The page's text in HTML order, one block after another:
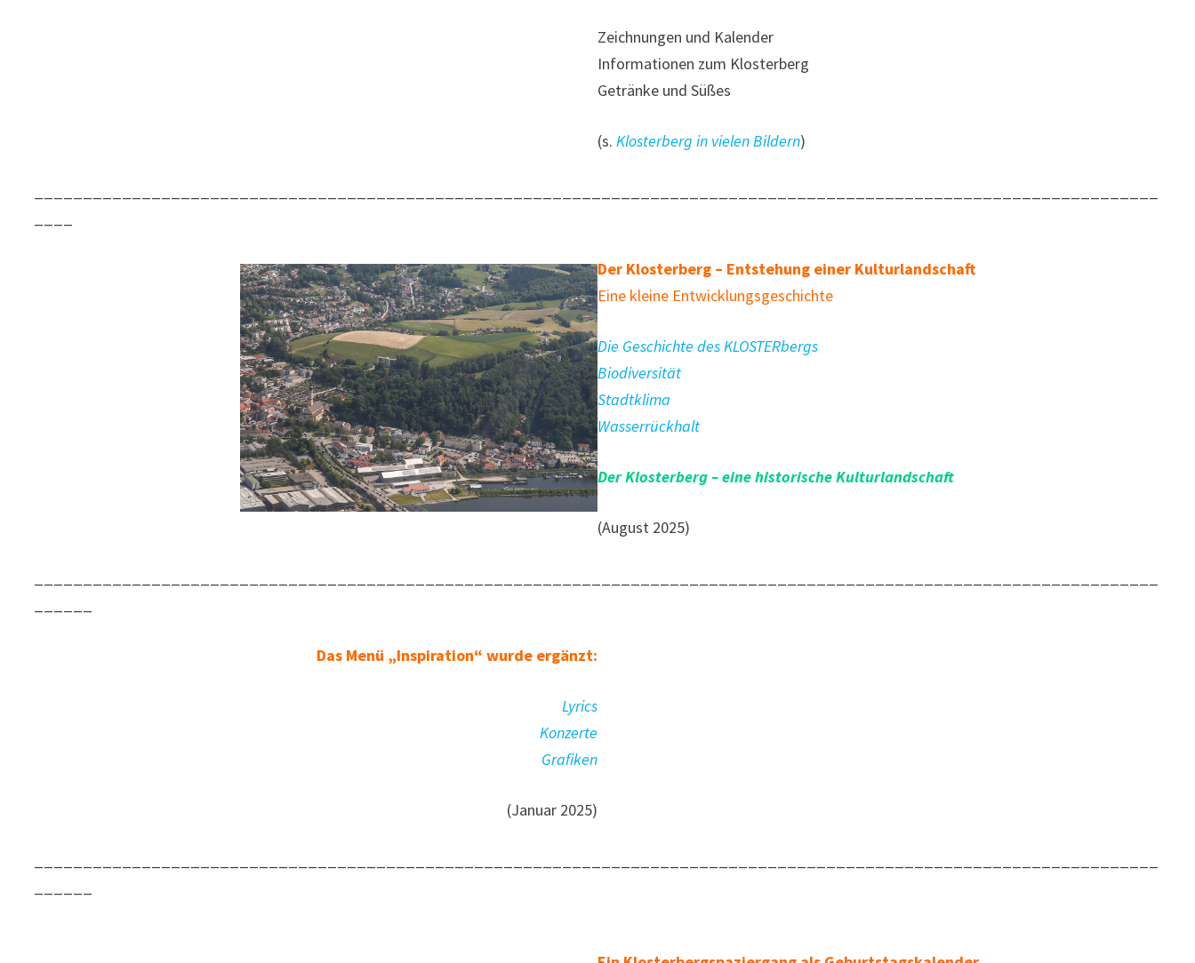
Zeichnungen und Kalender
Informationen zum Klosterberg
Getränke und Süßes
(s. Klosterberg in vielen Bildern)
Der Klosterberg – Entstehung einer Kulturlandschaft
Eine kleine Entwicklungsgeschichte
Die Geschichte des KLOSTERbergs
Biodiversität
Stadtklima
Wasserrückhalt
Der Klosterberg – eine historische Kulturlandschaft
(August 2025)
Das Menü „Inspiration“ wurde ergänzt:
Lyrics
Konzerte
Grafiken
(Januar 2025)